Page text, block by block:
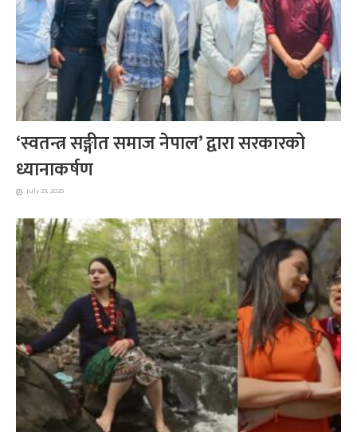
‘स्वतन्त्र सङ्गीत समाज नेपाल’ द्वारा सरकारको
ध्यानाकर्षण
July 25, 2026